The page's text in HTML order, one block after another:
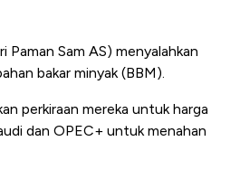
Sam AS) menyalahkan
bakar minyak (BBM).
perkiraan mereka untuk harga
dan OPEC+ untuk menahan